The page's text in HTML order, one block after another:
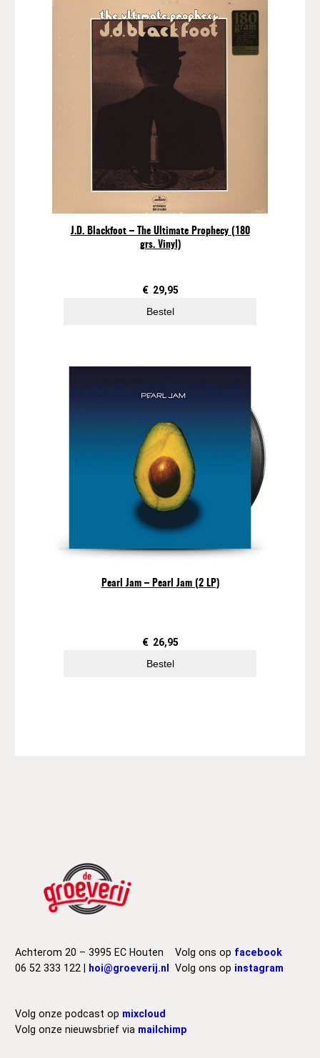
J.D. Blackfoot – The Ultimate Prophecy (180
grs. Vinyl)
€ 29,95
Bestel
Pearl Jam – Pearl Jam (2 LP)
€ 26,95
Bestel
Achterom 20 – 3995 EC Houten
06 52 333 122 |
hoi@groeverij.nl
Volg ons op facebook
Volg ons op instagram
Volg onze podcast op mixcloud
Volg onze nieuwsbrief via mailchimp